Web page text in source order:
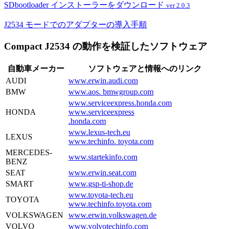
SDbootloader インストーラーをダウンロード ver 2.0.3
J2534 モードでのアダプターの導入手順
Compact J2534 の動作を検証したソフトウェア
自動車メーカー
ソフトウェアと情報へのリンク
AUDI
www.erwin.audi.com
BMW
www.aos. bmwgroup.com
HONDA
www.serviceexpress.honda.com
www.serviceexpress
.honda.com
LEXUS
www.lexus-tech.eu
www.techinfo. toyota.com
MERCEDES-
BENZ
www.startekinfo.com
SEAT
www.erwin.seat.com
SMART
www.gsp-ti-shop.de
TOYOTA
www.toyota-tech.eu
www.techinfo.toyota.com
VOLKSWAGEN
www.erwin.volkswagen.de
VOLVO
www.volvotechinfo.com